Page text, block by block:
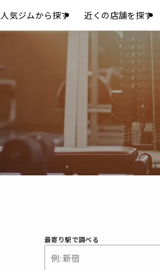
人気ジムから探す 近くの店舗を探す
最寄り駅で調べる